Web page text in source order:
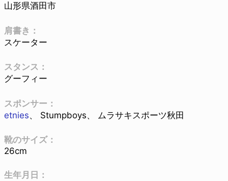
山形県酒田市
肩書き：
スケーター
スタンス：
グーフィー
スポンサー：
etnies、 Stumpboys、 ムラサキスポーツ秋田
靴のサイズ：
26cm
生年月日：